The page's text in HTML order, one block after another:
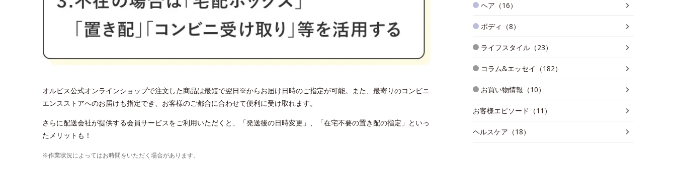
オルビス公式オンラインショップで注文した商品は最短で翌日※からお届け日時のご指定が可能。また、最寄りのコンビニ
エンスストアへのお届けも指定でき、お客様のご都合に合わせて便利に受け取れます。
さらに配送会社が提供する会員サービスをご利用いただくと、「発送後の日時変更」、「在宅不要の置き配の指定」といっ
たメリットも！
※作業状況によってはお時間をいただく場合があります。
ヘア（16）
ボディ（8）
ライフスタイル（23）
コラム&エッセイ（182）
お買い物情報（10）
お客様エピソード（11）
ヘルスケア（18）